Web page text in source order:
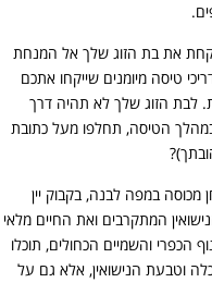
את בת הזוג שלך אל המנחת
טיסה מיומנים שייקחו אתכם
לבת הזוג שלך לא תהיה דרך
הטיסה, תחלפו מעל כתובת
במפה לבנה, בקבוק יין
המתקרבים ואת החיים מלאי
הכפרי והשמיים הכחולים, תוכלו
וטבעת הנישואין, אלא גם על